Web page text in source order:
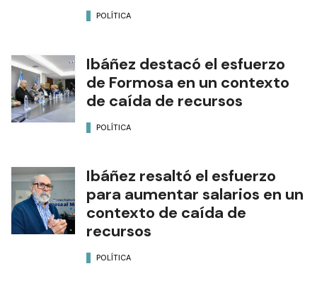
POLÍTICA
Ibáñez destacó el esfuerzo
de Formosa en un contexto
de caída de recursos
POLÍTICA
Ibáñez resaltó el esfuerzo
para aumentar salarios en un
contexto de caída de
recursos
POLÍTICA